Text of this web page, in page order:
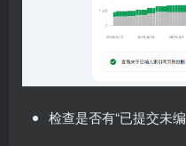
检查是否有“已提交未